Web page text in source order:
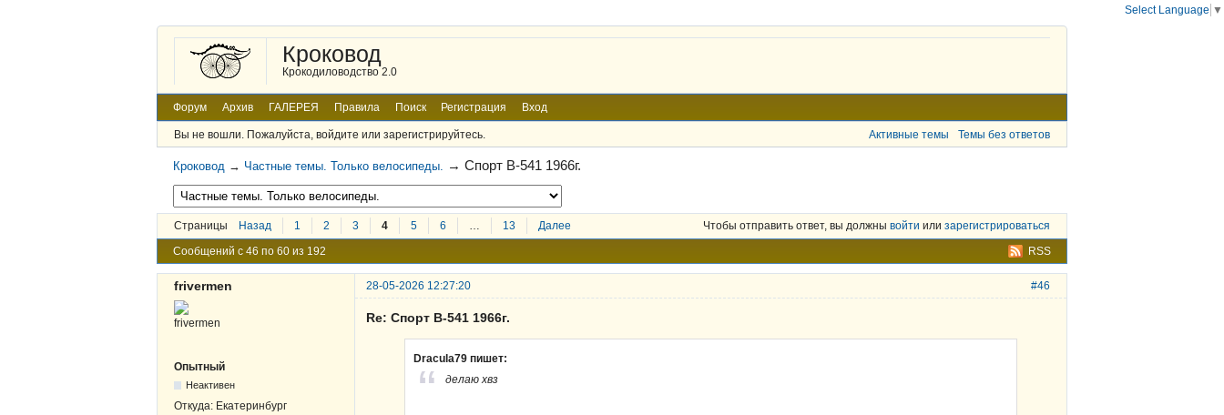
Кроковод
Крокодиловодство 2.0
Форум Архив ГАЛЕРЕЯ Правила Поиск Регистрация Вход
Вы не вошли. Пожалуйста, войдите или зарегистрируйтесь. Активные темы Темы без ответов
Кроковод → Частные темы. Только велосипеды. →Спорт В-541 1966г.
Страницы Назад 1 2 3 4 5 6 … 13 Далее Чтобы отправить ответ, вы должны войти или зарегистрироваться
RSS
Сообщений с 46 по 60 из 192
#46
frivermen 28-05-2026 12:27:20
Опытный
Неактивен
Откуда: Екатеринбург
Re: Спорт В-541 1966г.
Dracula79 пишет:
делаю хвз
Select Language ▼